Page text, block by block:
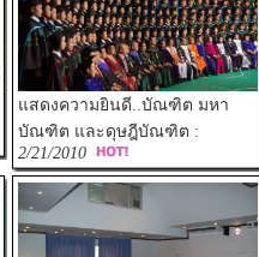
แสดงความยินดี..บัณฑิต มหา
บัณฑิต และดุษฎีบัณฑิต :
2/21/2010